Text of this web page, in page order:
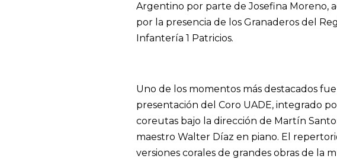
Argentino por parte de Josefina Moreno,
por la presencia de los Granaderos del
Infantería 1 Patricios.
Uno de los momentos más destacados
presentación del Coro UADE, integrado
coreutas bajo la dirección de Martín
maestro Walter Díaz en piano. El
versiones corales de grandes obras de la